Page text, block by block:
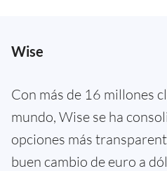
Wise
Con más de 16 millones
mundo, Wise se ha
opciones más
buen cambio de euro a